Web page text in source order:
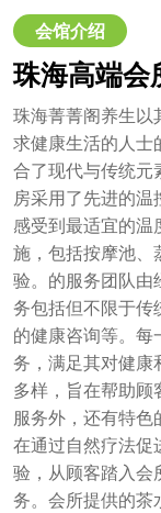
会馆介绍
珠海高端会
珠海菁菁阁养生以
求健康生活的人士
合了现代与传统元
房采用了先进的
感受到最适宜的温
施，包括按摩池、
验。的服务团队由
务包括但不限于传
的健康咨询等。每
务，满足其对健康
多样，旨在帮助
服务外，还有特色
在通过自然疗法促
验，从顾客踏入会
务。会所提供的茶